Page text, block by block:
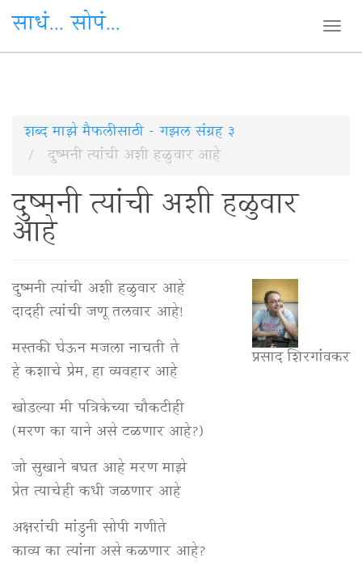
Skip
content
साधं... सोपं...
शब्द माझे मैफलीसाठी - गझल संग्रह ३
दुष्मनी त्यांची अशी हळुवार आहे
दुष्मनी त्यांची अशी हळुवार
आहे
प्रसाद शिरगांवकर
दुष्मनी त्यांची अशी हळुवार आहे
दादही त्यांची जणू तलवार आहे!
मस्तकी घेऊन मजला नाचती ते
हे कशाचे प्रेम, हा व्यवहार आहे
खोडल्या मी पत्रिकेच्या चौकटीही
(मरण का याने असे टळणार आहे?)
जो सुखाने बघत आहे मरण माझे
प्रेत त्याचेही कधी जळणार आहे
अक्षरांची मांडुनी सोपी गणीते
काव्य का त्यांना असे कळणार आहे?